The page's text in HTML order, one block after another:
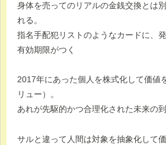
身体を売ってのリアルの金銭交換とは
れる。
指名手配犯リストのようなカードに、
有効期限がつく
2017年にあった個人を株式化して価値
リュー）。
あれが先駆的かつ合理化された未来の
サルと違って人間は対象を抽象化して